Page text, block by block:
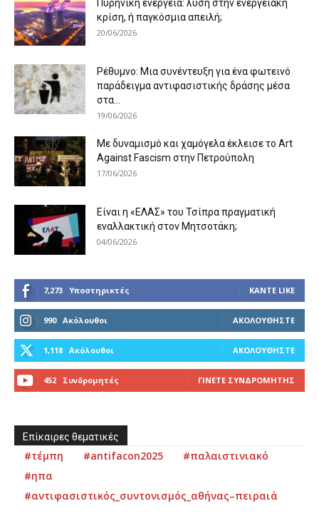
Πυρηνική ενέργεια: λύση στην ενεργειακή
κρίση, ή παγκόσμια απειλή;
20/06/2026
Ρέθυμνο: Μια συνέντευξη για ένα φωτεινό
παράδειγμα αντιφασιστικής δράσης μέσα
στα...
19/06/2026
Με δυναμισμό και χαμόγελα έκλεισε το Art
Against Fascism στην Πετρούπολη
17/06/2026
Είναι η «ΕΛΑΣ» του Τσίπρα πραγματική
εναλλακτική στον Μητσοτάκη;
04/06/2026
7,273 Υποστηρικτές ΚΆΝΤΕ LIKE
990 Ακόλουθοι ΑΚΟΛΟΥΘΉΣΤΕ
1,118 Ακόλουθοι ΑΚΟΛΟΥΘΉΣΤΕ
452 Συνδρομητές ΓΊΝΕΤΕ ΣΥΝΔΡΟΜΗΤΉΣ
Επίκαιρες θεματικές
#τέμπη #antifacon2025
#παλαιστινιακό
#ηπα
#αντιφασιστικός_συντονισμός_αθήνας–πειραιά